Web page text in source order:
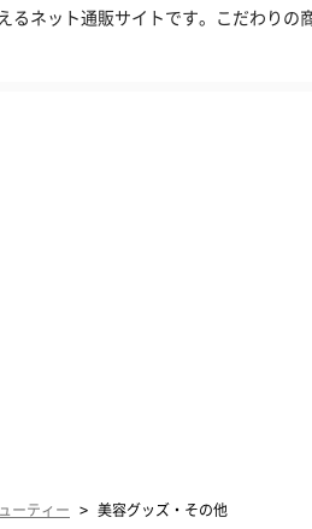
るネット通販サイトです。こだわり
ーティー > 美容グッズ・その他